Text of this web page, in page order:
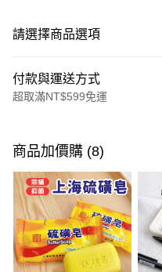
請選擇商品選項
付款與運送方式
超取滿NT$599免運
信用卡一次付款
超商取貨付款
LINE Pay
Apple Pay
街口支付
商品加價購 (8)